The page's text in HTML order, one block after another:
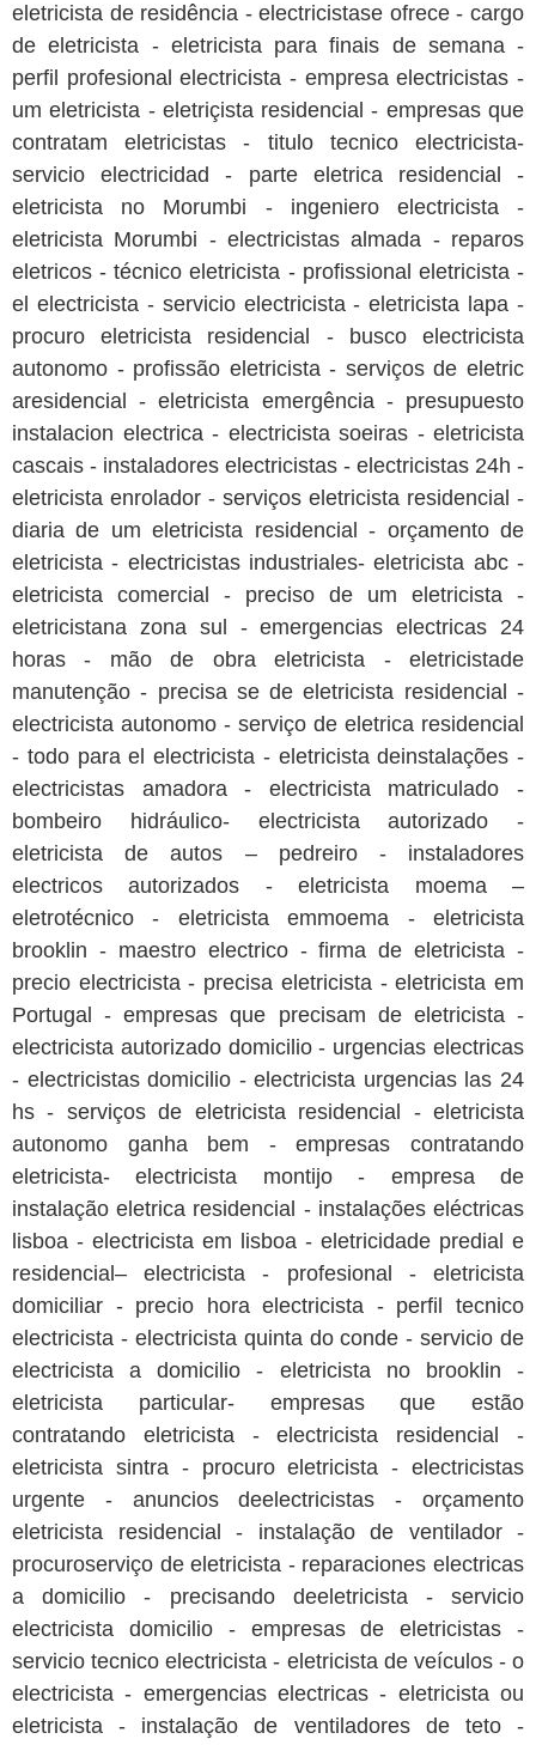
eletricista de residência - electricistase ofrece - cargo
de eletricista - eletricista para finais de semana -
perfil profesional electricista - empresa electricistas -
um eletricista - eletriçista residencial - empresas que
contratam eletricistas - titulo tecnico electricista-
servicio electricidad - parte eletrica residencial -
eletricista no Morumbi - ingeniero electricista -
eletricista Morumbi - electricistas almada - reparos
eletricos - técnico eletricista - profissional eletricista -
el electricista - servicio electricista - eletricista lapa -
procuro eletricista residencial - busco electricista
autonomo - profissão eletricista - serviços de eletric
aresidencial - eletricista emergência - presupuesto
instalacion electrica - electricista soeiras - eletricista
cascais - instaladores electricistas - electricistas 24h -
eletricista enrolador - serviços eletricista residencial -
diaria de um eletricista residencial - orçamento de
eletricista - electricistas industriales- eletricista abc -
eletricista comercial - preciso de um eletricista -
eletricistana zona sul - emergencias electricas 24
horas - mão de obra eletricista - eletricistade
manutenção - precisa se de eletricista residencial -
electricista autonomo - serviço de eletrica residencial
- todo para el electricista - eletricista deinstalações -
electricistas amadora - electricista matriculado -
bombeiro hidráulico- electricista autorizado -
eletricista de autos – pedreiro - instaladores
electricos autorizados - eletricista moema –
eletrotécnico - eletricista emmoema - eletricista
brooklin - maestro electrico - firma de eletricista -
precio electricista - precisa eletricista - eletricista em
Portugal - empresas que precisam de eletricista -
electricista autorizado domicilio - urgencias electricas
- electricistas domicilio - electricista urgencias las 24
hs - serviços de eletricista residencial - eletricista
autonomo ganha bem - empresas contratando
eletricista- electricista montijo - empresa de
instalação eletrica residencial - instalações eléctricas
lisboa - electricista em lisboa - eletricidade predial e
residencial– electricista - profesional - eletricista
domiciliar - precio hora electricista - perfil tecnico
electricista - electricista quinta do conde - servicio de
electricista a domicilio - eletricista no brooklin -
eletricista particular- empresas que estão
contratando eletricista - electricista residencial -
eletricista sintra - procuro eletricista - electricistas
urgente - anuncios deelectricistas - orçamento
eletricista residencial - instalação de ventilador -
procuroserviço de eletricista - reparaciones electricas
a domicilio - precisando deeletricista - servicio
electricista domicilio - empresas de eletricistas -
servicio tecnico electricista - eletricista de veículos - o
electricista - emergencias electricas - eletricista ou
eletricista - instalação de ventiladores de teto -